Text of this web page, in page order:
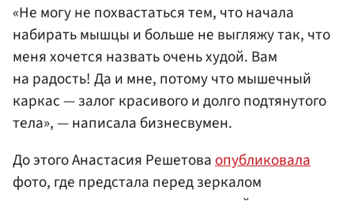
«Не могу не похвастаться тем, что начала
набирать мышцы и больше не выгляжу так, что
меня хочется назвать очень худой. Вам
на радость! Да и мне, потому что мышечный
каркас — залог красивого и долго подтянутого
тела», — написала бизнесвумен.
До этого Анастасия Решетоваопубликовала
фото, где предстала перед зеркалом